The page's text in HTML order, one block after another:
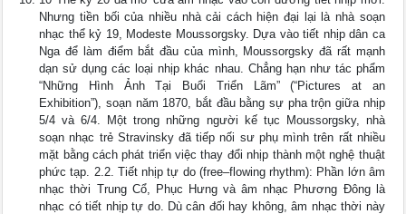
Nhưng tiền bối của nhiều nhà cải cách hiện đại lại là nhà soạn
nhạc thể kỷ 19, Modeste Moussorgsky. Dựa vào tiết nhịp dân ca
Nga để làm điểm bắt đầu của mình, Moussorgsky đã rất mạnh
dạn sử dụng các loại nhịp khác nhau. Chẳng hạn như tác phẩm
“Những Hình Ảnh Tại Buổi Triển Lãm” (“Pictures at an
Exhibition”), soạn năm 1870, bắt đầu bằng sự pha trộn giữa nhịp
5/4 và 6/4. Một trong những người kế tục Moussorgsky, nhà
soạn nhạc trẻ Stravinsky đã tiếp nối sư phụ mình trên rất nhiều
mặt bằng cách phát triển việc thay đổi nhịp thành một nghệ thuật
phức tạp. 2.2. Tiết nhịp tự do (free–flowing rhythm): Phần lớn âm
nhạc thời Trung Cổ, Phục Hưng và âm nhạc Phương Đông là
nhạc có tiết nhịp tự do. Dù cân đối hay không, âm nhạc thời này